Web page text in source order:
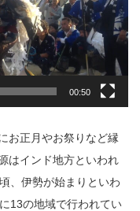
00:50
お正月やお祭りなど縁
はインド地方といわれ
、伊勢が始まりといわ
13の地域で行われてい